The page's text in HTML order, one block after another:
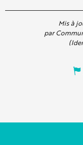
Mis à
par